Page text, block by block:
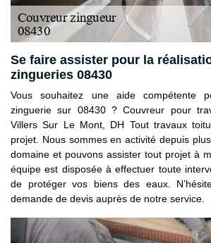
Se faire assister pour la
zingueries 08430
Vous souhaitez une aide compétente
zinguerie sur 08430 ? Couvreur pour
Villers Sur Le Mont, DH Tout travaux
projet. Nous sommes en activité depuis
domaine et pouvons assister tout projet à
équipe est disposée à effectuer toute
de protéger vos biens des eaux.
demande de devis auprès de notre service.